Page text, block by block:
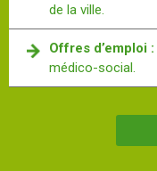
de la ville.
Offres d’emploi :
médico-social.